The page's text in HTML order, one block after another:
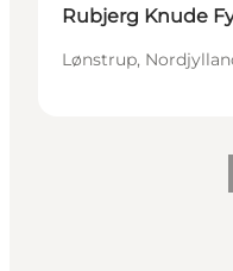
Rubjerg Knude
Lønstrup,